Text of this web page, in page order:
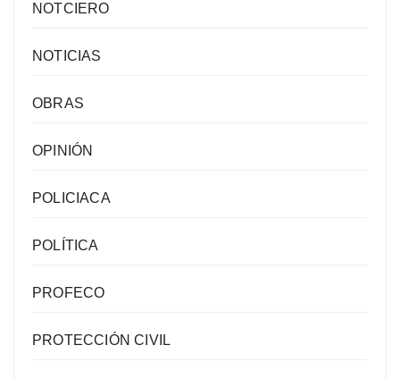
NOTCIERO
NOTICIAS
OBRAS
OPINIÓN
POLICIACA
POLÍTICA
PROFECO
PROTECCIÓN CIVIL